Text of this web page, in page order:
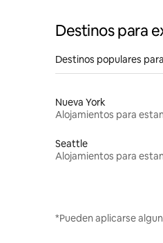
Destinos para
Destinos populares
Nueva York
Seattle
*Pueden aplicarse